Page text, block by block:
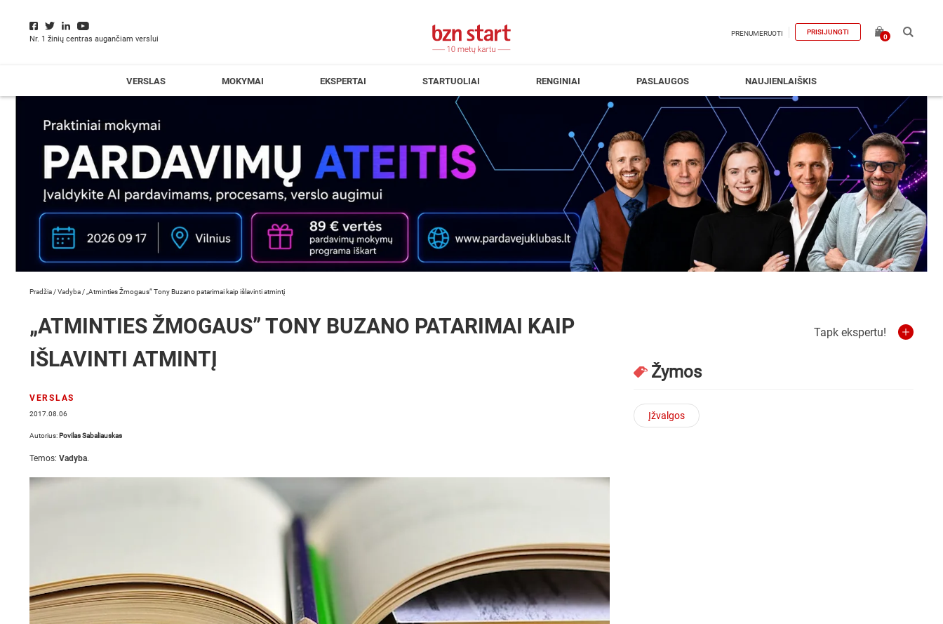
Nr. 1 žinių centras augančiam verslui
PRENUMERUOTI PRISIJUNGTI
0
VERSLAS MOKYMAI EKSPERTAI STARTUOLIAI RENGINIAI PASLAUGOS NAUJIENLAIŠKIS
Pradžia /Vadyba / „Atminties Žmogaus” Tony Buzano patarimai kaip išlavinti atmintį
„ATMINTIES ŽMOGAUS” TONY BUZANO PATARIMAI KAIP
IŠLAVINTI ATMINTĮ
VERSLAS
2017.08.06
Autorius: Povilas Sabaliauskas
Temos: Vadyba.
Tapk ekspertu!
Žymos
Įžvalgos